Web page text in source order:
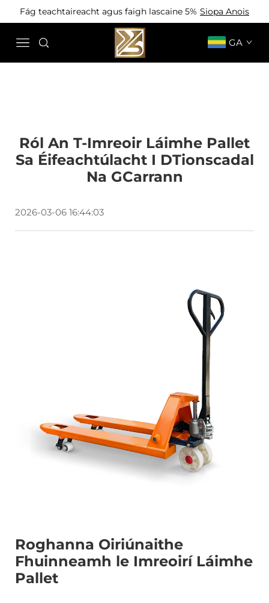
Fág teachtaireacht agus faigh lascaine 5% Siopa Anois
GA
Ról An T-Imreoir Láimhe Pallet
Sa Éifeachtúlacht I DTionscadal
Na GCarrann
2026-03-06 16:44:03
Roghanna Oiriúnaithe
Fhuinneamh le Imreoirí Láimhe
Pallet